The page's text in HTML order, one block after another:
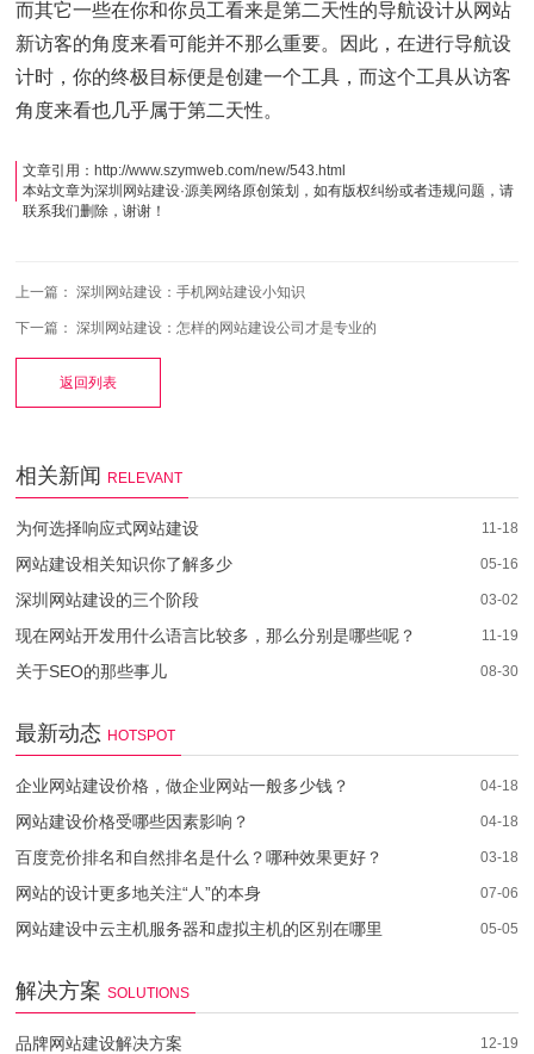
而其它一些在你和你员工看来是第二天性的导航设计从网站
新访客的角度来看可能并不那么重要。因此，在进行导航设
计时，你的终极目标便是创建一个工具，而这个工具从访客
角度来看也几乎属于第二天性。
文章引用：http://www.szymweb.com/new/543.html
本站文章为深圳网站建设·源美网络原创策划，如有版权纠纷或者违规问题，请
联系我们删除，谢谢！
上一篇：深圳网站建设：手机网站建设小知识
下一篇：深圳网站建设：怎样的网站建设公司才是专业的
返回列表
相关新闻 RELEVANT
为何选择响应式网站建设 11-18
网站建设相关知识你了解多少 05-16
深圳网站建设的三个阶段 03-02
现在网站开发用什么语言比较多，那么分别是哪些呢？ 11-19
关于SEO的那些事儿 08-30
最新动态 HOTSPOT
企业网站建设价格，做企业网站一般多少钱？ 04-18
网站建设价格受哪些因素影响？ 04-18
百度竞价排名和自然排名是什么？哪种效果更好？ 03-18
网站的设计更多地关注“人”的本身 07-06
网站建设中云主机服务器和虚拟主机的区别在哪里 05-05
解决方案 SOLUTIONS
品牌网站建设解决方案 12-19